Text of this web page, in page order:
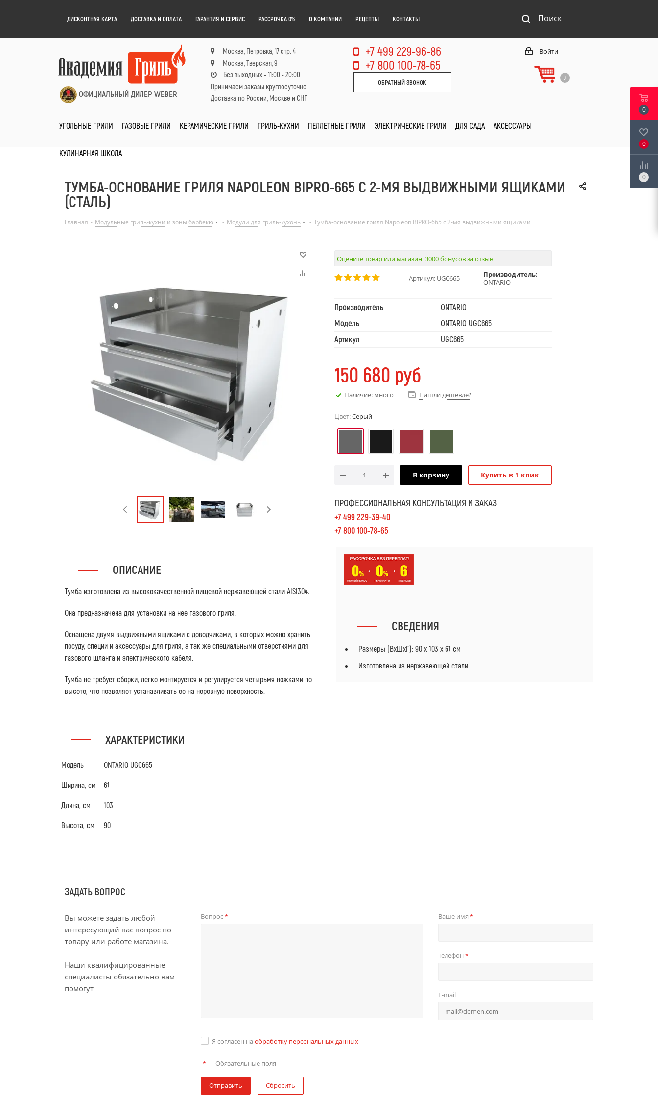
ДИСКОНТНАЯ КАРТА ДОСТАВКА И ОПЛАТА ГАРАНТИЯ И СЕРВИС РАССРОЧКА 0% О КОМПАНИИ РЕЦЕПТЫ КОНТАКТЫ Поиск
ОФИЦИАЛЬНЫЙ ДИЛЕР WEBER
Москва, Петровка, 17 стр. 4
Москва, Тверская, 9
Без выходных - 11:00 - 20:00
Принимаем заказы круглосуточно
Доставка по России, Москве и СНГ
+7 499 229-96-86
+7 800 100-78-65
ОБРАТНЫЙ ЗВОНОК
Войти
0
УГОЛЬНЫЕ ГРИЛИ ГАЗОВЫЕ ГРИЛИ КЕРАМИЧЕСКИЕ ГРИЛИ ГРИЛЬ-КУХНИ ПЕЛЛЕТНЫЕ ГРИЛИ ЭЛЕКТРИЧЕСКИЕ ГРИЛИ ДЛЯ САДА АКСЕССУАРЫ
КУЛИНАРНАЯ ШКОЛА
ТУМБА-ОСНОВАНИЕ ГРИЛЯ NAPOLEON BIPRO-665 С 2-МЯ ВЫДВИЖНЫМИ ЯЩИКАМИ
(СТАЛЬ)
Главная - Модульные гриль-кухни и зоны барбекю - Модули для гриль-кухонь - Тумба-основание гриля Napoleon BIPRO-665 с 2-мя выдвижными ящиками
Оцените товар или магазин. 3000 бонусов за отзыв
Артикул: UGC665
Производитель:
ONTARIO
Производитель
ONTARIO
Модель
ONTARIO UGC665
Артикул
UGC665
150 680 руб
Наличие: много Нашли дешевле?
Цвет:Серый
В корзину Купить в 1 клик
ПРОФЕССИОНАЛЬНАЯ КОНСУЛЬТАЦИЯ И ЗАКАЗ
+7 499 229-39-40
+7 800 100-78-65
ОПИСАНИЕ
Тумба изготовлена из высококачественной пищевой нержавеющей стали AISI304.
Она предназначена для установки на нее газового гриля.
Оснащена двумя выдвижными ящиками с доводчиками, в которых можно хранить
посуду, специи и аксессуары для гриля, а так же специальными отверстиями для
газового шланга и электрического кабеля.
Тумба не требует сборки, легко монтируется и регулируется четырьмя ножками по
высоте, что позволяет устанавливать ее на неровную поверхность.
СВЕДЕНИЯ
Размеры (ВхШхГ): 90 х 103 х 61 см
Изготовлена из нержавеющей стали.
ХАРАКТЕРИСТИКИ
Модель ONTARIO UGC665
Ширина, см 61
Длина, см 103
Высота, см 90
ЗАДАТЬ ВОПРОС
Вы можете задать любой
интересующий вас вопрос по
товару или работе магазина.
Наши квалифицированные
специалисты обязательно вам
помогут.
Вопрос* Ваше имя*
Телефон*
E-mail
Я согласен на обработку персональных данных
* — Обязательные поля
Отправить Сбросить
0
0
0